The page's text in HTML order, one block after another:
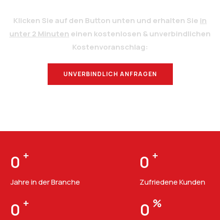
Klicken Sie auf den Button unten und erhalten Sie in
unter 2 Minuten einen kostenlosen & unverbindlichen
Kostenvoranschlag:
UNVERBINDLICH ANFRAGEN
0 +
Jahre in der Branche
0 +
Zufriedene Kunden
0 + 0 %